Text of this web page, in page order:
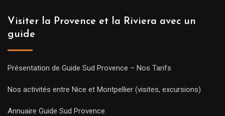
Visiter la Provence et la Riviera avec un
guide
Présentation de Guide Sud Provence – Nos Tarifs
Nos activités entre Nice et Montpellier (visites, excursions)
Annuaire Guide Sud Provence